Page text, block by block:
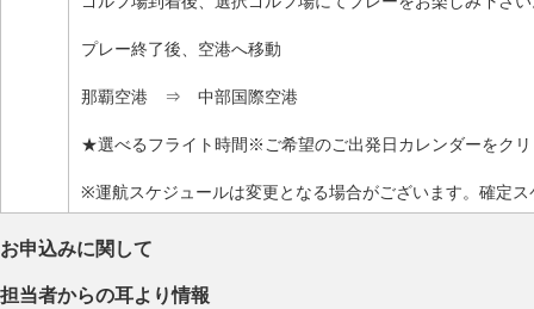
プレー終了後、空港へ移動
那覇空港 ⇒ 中部国際空港
★選べるフライト時間※ご希望のご出発日カレンダーをク
※運航スケジュールは変更となる場合がございます。確定
お申込みに関して
担当者からの耳より情報